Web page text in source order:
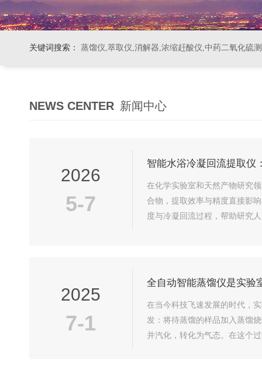
关键词搜索： 蒸馏仪,萃取仪,消解器,浓缩赶酸仪,中药二氧化硫
NEWS CENTER 新闻中心
2026
5-7
智能水浴冷凝回流提取仪
在化学实验室和天然产物研究
合物，提取效率与精度直接影
度与冷凝回流过程，帮助研究
2025
7-1
全自动智能蒸馏仪是实验
在当今科技飞速发展的时代，
发：将待蒸馏的样品加入蒸馏
并汽化，转化为气态。在这个